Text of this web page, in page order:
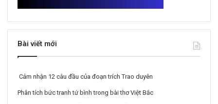
Bài viết mới
Cảm nhận 12 câu đầu của đoạn trích Trao duyên
Phân tích bức tranh tứ bình trong bài thơ Việt Bắc